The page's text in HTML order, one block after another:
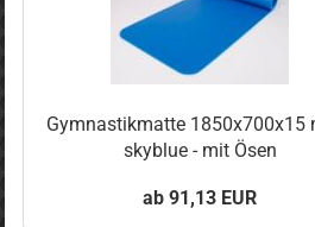
Gymnastikmatte 1850x700x15
skyblue - mit Ösen
91,13 EUR